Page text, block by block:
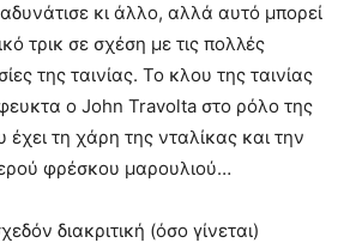
κι άλλο, αλλά αυτό μπορεί
τρικ σε σχέση με τις πολλές
της ταινίας. Το κλου της ταινίας
ο John Travolta στο ρόλο της
τη χάρη της νταλίκας και την
φρέσκου μαρουλιού…
διακριτική (όσο γίνεται)